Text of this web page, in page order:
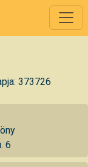
373726
6